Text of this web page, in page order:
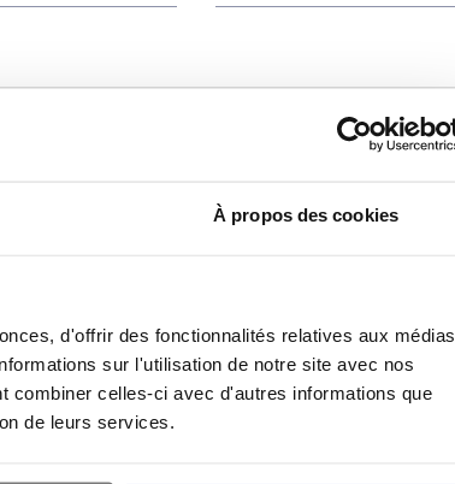
À propos des cookies
d'offrir des fonctionnalités relatives aux médias
sur l'utilisation de notre site avec nos
combiner celles-ci avec d'autres informations que
de leurs services.